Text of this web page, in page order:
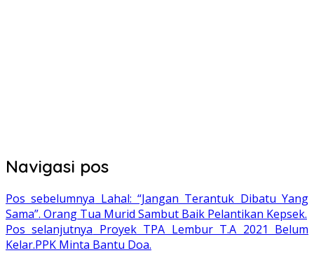
Navigasi pos
Pos sebelumnya Lahal: “Jangan Terantuk Dibatu Yang
Sama”. Orang Tua Murid Sambut Baik Pelantikan Kepsek.
Pos selanjutnya Proyek TPA Lembur T.A 2021 Belum
Kelar.PPK Minta Bantu Doa.